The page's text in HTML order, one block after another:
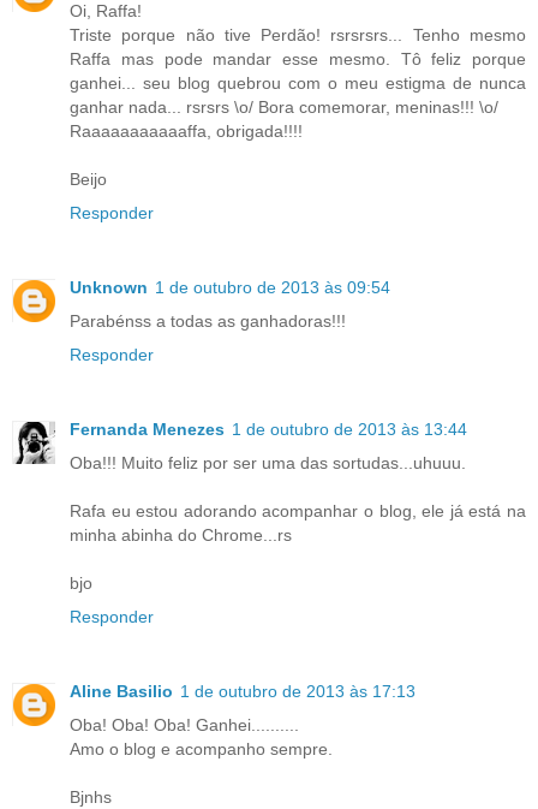
Oi, Raffa!
Triste porque não tive Perdão! rsrsrsrs... Tenho mesmo
Raffa mas pode mandar esse mesmo. Tô feliz porque
ganhei... seu blog quebrou com o meu estigma de nunca
ganhar nada... rsrsrs \o/ Bora comemorar, meninas!!! \o/
Raaaaaaaaaaaffa, obrigada!!!!
Beijo
Responder
Unknown 1 de outubro de 2013 às 09:54
Parabénss a todas as ganhadoras!!!
Responder
Fernanda Menezes 1 de outubro de 2013 às 13:44
Oba!!! Muito feliz por ser uma das sortudas...uhuuu.
Rafa eu estou adorando acompanhar o blog, ele já está na
minha abinha do Chrome...rs
bjo
Responder
Aline Basilio 1 de outubro de 2013 às 17:13
Oba! Oba! Oba! Ganhei..........
Amo o blog e acompanho sempre.
Bjnhs